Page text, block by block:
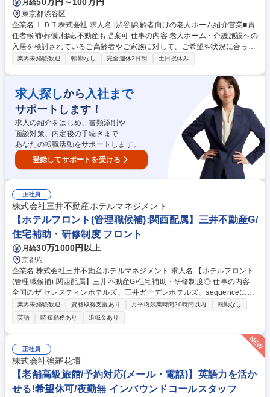
月給
東京都渋谷区
企業名 ＬＤＴ株式会社 求人名 [渋谷]高齢者向けの老人ホーム紹介営業■責
任者候補/葬儀,相続,不動産も提案可 仕事の内容 老人ホーム・介護施設への
入居を検討されているご高齢者やご家族に対して、ご希望や状況に合った
最適な施設をご提案し、入居までをサポート。事業責任者候補としてメン
玉・千葉の担当エリア内の病院・介護事業所・地域包括センターのケアマ
ネジャーやソーシャルワーカーへのサービス案内、紹介顧客やweb流入顧
客への入居支援。ご本人・ご家族との面談、希望に合った老人ホームのご
提案、施設見学同行、入居当日までをサポート。既存の入居相談員のマネ
ジメントも担当いただきます。 【働きやすさ】有給取得率90%以上。1時
間単位で取得できます。 募集職種 [渋谷]高齢者向けの老人ホーム紹介営業
■責任者候補/葬儀,相続,不動産も提案可
業界未経験歓迎 転勤なし 完全週休2日制 土日祝休み
求人探しから 入社まで
サポートします！
求人の紹介をはじめ、書類添削や
面談対策、内定後の手続きまで
あなたの転職活動をサポートします。
登録してサポートを受ける
正社員
株式会社三井不動産ホテルマネジメント
【ホテルフロント(管理職候補):関西配属】三井不動産G/
住宅補助・研修制度 フロント
月給30万1000円以上
京都府
企業名 株式会社三井不動産ホテルマネジメント 求人名 【ホテルフロント
(管理職候補):関西配属】三井不動産G/住宅補助・研修制度◎ 仕事の内容
全国のザ セレスティンホテルズ、三井ガーデンホテルズ、sequenceにて
管理職候補としてフロント業務全般をお任せいたします。国内外問わず
様々なお客様と接しながら当社にて良い キャリアステップを歩んで頂きた
いと考えております！ 【詳細】接客業務、予約(電話対応)業務などのフロ
ント業務をご担当いただき、ゆくゆくはホテル運営全般に関わるマネジメ
ント業務をお任せいたします。 【働き方】残業月10～20H程度/月8～10
日休のシフト勤務/夜勤あり 【研修制度】基本的な接遇研修に加え、リー
ダー研修や管理職を目指す社員のための研修など成長ステージに応じて
様々な研修を用意しております。 募集職種 【ホテルフロント(管理職候
補):関西配属】三井不動産G/住宅補助・研修制度◎
業界未経験歓迎 資格取得支援あり 月平均残業時間20時間以内
転勤なし
英語
時短勤務あり 退職金あり
正社員
株式会社強羅花壇
【老舗高級旅館/予約対応(メール・電話)】英語力を活か
せる!希望休可/夜勤無 インバウンドコールスタッフ